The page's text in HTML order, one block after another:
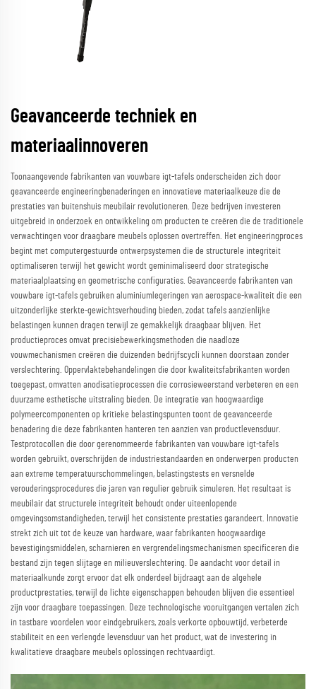
Geavanceerde techniek en
materiaalinnoveren
Toonaangevende fabrikanten van vouwbare igt-tafels onderscheiden zich door
geavanceerde engineeringbenaderingen en innovatieve materiaalkeuze die de
prestaties van buitenshuis meubilair revolutioneren. Deze bedrijven investeren
uitgebreid in onderzoek en ontwikkeling om producten te creëren die de traditionele
verwachtingen voor draagbare meubels oplossen overtreffen. Het engineeringproces
begint met computergestuurde ontwerpsystemen die de structurele integriteit
optimaliseren terwijl het gewicht wordt geminimaliseerd door strategische
materiaalplaatsing en geometrische configuraties. Geavanceerde fabrikanten van
vouwbare igt-tafels gebruiken aluminiumlegeringen van aerospace-kwaliteit die een
uitzonderlijke sterkte-gewichtsverhouding bieden, zodat tafels aanzienlijke
belastingen kunnen dragen terwijl ze gemakkelijk draagbaar blijven. Het
productieproces omvat precisiebewerkingsmethoden die naadloze
vouwmechanismen creëren die duizenden bedrijfscycli kunnen doorstaan zonder
verslechtering. Oppervlaktebehandelingen die door kwaliteitsfabrikanten worden
toegepast, omvatten anodisatieprocessen die corrosieweerstand verbeteren en een
duurzame esthetische uitstraling bieden. De integratie van hoogwaardige
polymeercomponenten op kritieke belastingspunten toont de geavanceerde
benadering die deze fabrikanten hanteren ten aanzien van productlevensduur.
Testprotocollen die door gerenommeerde fabrikanten van vouwbare igt-tafels
worden gebruikt, overschrijden de industriestandaarden en onderwerpen producten
aan extreme temperatuurschommelingen, belastingstests en versnelde
verouderingsprocedures die jaren van regulier gebruik simuleren. Het resultaat is
meubilair dat structurele integriteit behoudt onder uiteenlopende
omgevingsomstandigheden, terwijl het consistente prestaties garandeert. Innovatie
strekt zich uit tot de keuze van hardware, waar fabrikanten hoogwaardige
bevestigingsmiddelen, scharnieren en vergrendelingsmechanismen specificeren die
bestand zijn tegen slijtage en milieuverslechtering. De aandacht voor detail in
materiaalkunde zorgt ervoor dat elk onderdeel bijdraagt aan de algehele
productprestaties, terwijl de lichte eigenschappen behouden blijven die essentieel
zijn voor draagbare toepassingen. Deze technologische vooruitgangen vertalen zich
in tastbare voordelen voor eindgebruikers, zoals verkorte opbouwtijd, verbeterde
stabiliteit en een verlengde levensduur van het product, wat de investering in
kwalitatieve draagbare meubels oplossingen rechtvaardigt.